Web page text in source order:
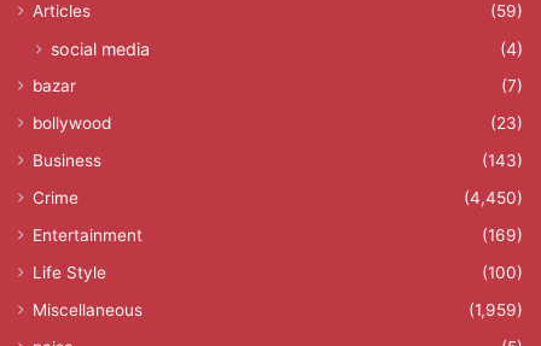
Articles (59)
social media (4)
bazar
(7)
bollywood
(23)
Business
(143)
Crime
(4,450)
Entertainment
(169)
Life Style
(100)
Miscellaneous
(1,959)